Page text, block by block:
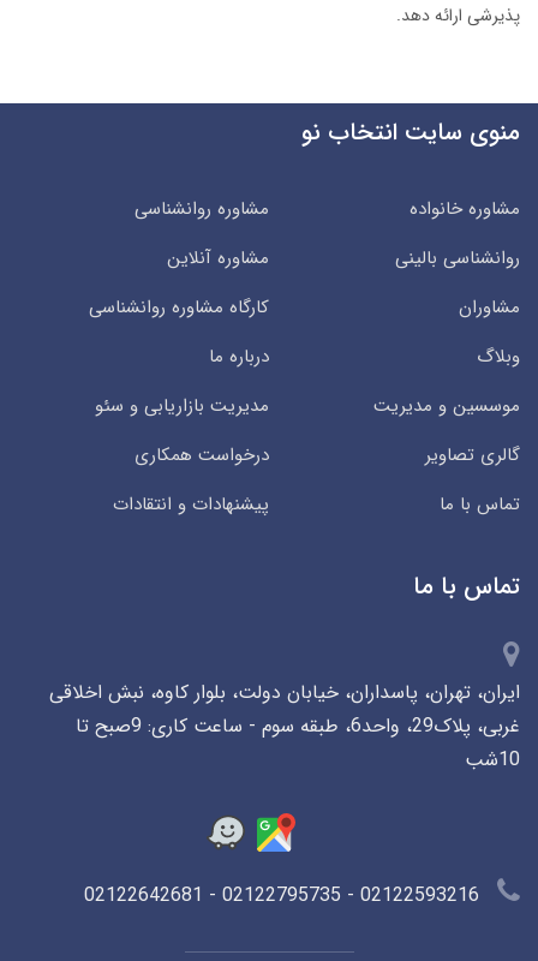
پذیرشی ارائه دهد.
منوی سایت انتخاب نو
مشاوره خانواده
مشاوره روانشناسی
روانشناسی بالینی
مشاوره آنلاین
مشاوران
کارگاه مشاوره روانشناسی
وبلاگ
درباره ما
موسسین و مدیریت
مدیریت بازاریابی و سئو
گالری تصاویر
درخواست همکاری
تماس با ما
پیشنهادات و انتقادات
تماس با ما
ایران، تهران، پاسداران، خیابان دولت، بلوار کاوه، نبش اخلاقی
غربی، پلاک29، واحد6، طبقه سوم - ساعت کاری: 9صبح تا
10شب